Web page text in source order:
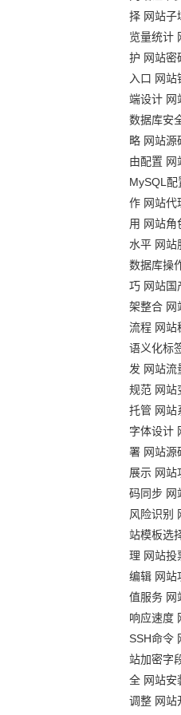
择 网站子
览量统计
护 网站密
入口 网站
端设计 网
数据库安
略 网站源
由配置 网
MySQL配
作 网站代
用 网站角
水平 网站
数据库操
巧 网站国
架整合 网
流程 网站
语义化标
发 网站流
规范 网站
托管 网站
字体设计
署 网站源
展示 网站
码同步 网
风险识别
站模板选
理 网站投
编辑 网站
值服务 网
响应速度
SSH命令
站加密字
全 网站安
调整 网站